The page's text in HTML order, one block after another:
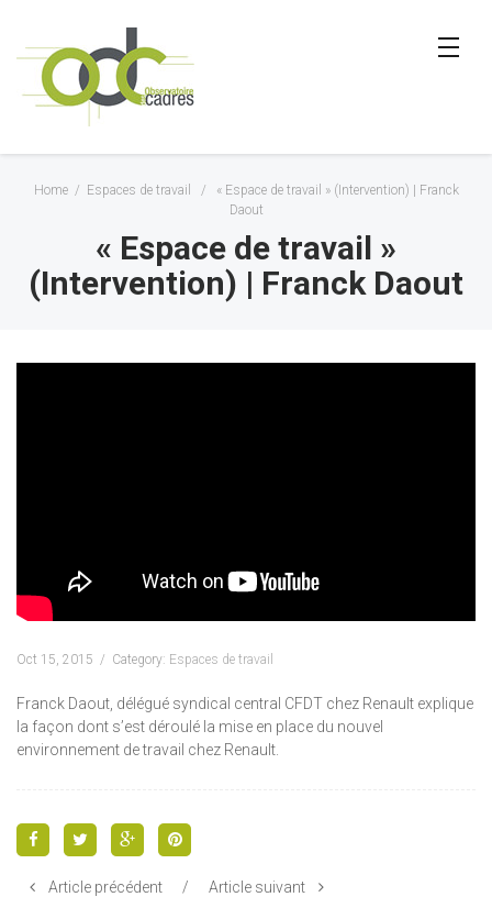
Home / Espaces de travail /
« Espace de travail » (Intervention) | Franck
Daout
« Espace de travail »
(Intervention) | Franck Daout
Oct 15, 2015 Category: Espaces de travail
Franck Daout, délégué syndical central CFDT chez Renault explique
la façon dont s’est déroulé la mise en place du nouvel
environnement de travail chez Renault.
Article précédent / Article suivant